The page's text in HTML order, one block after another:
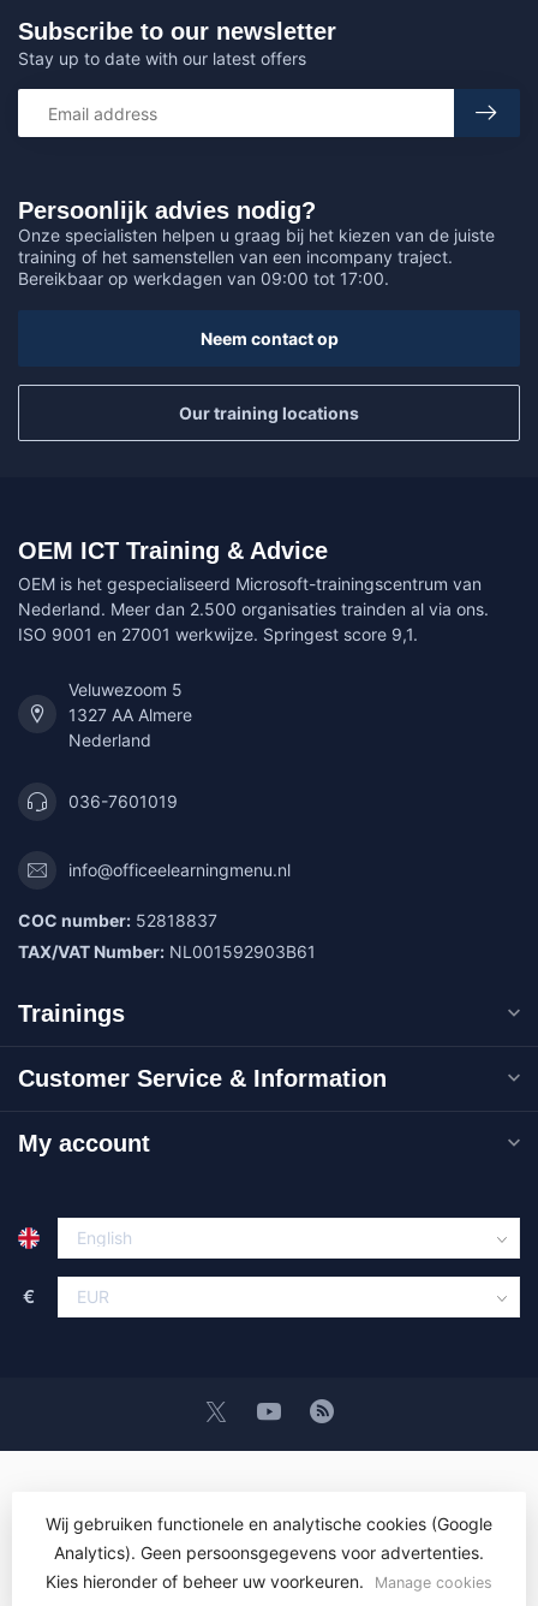
Persoonlijk advies nodig?
Onze specialisten helpen u graag bij het kiezen van de juiste
training of het samenstellen van een incompany traject.
Bereikbaar op werkdagen van 09:00 tot 17:00.
Neem contact op
Our training locations
Subscribe to our newsletter
Stay up to date with our latest offers
OEM ICT Training & Advice
OEM is het gespecialiseerd Microsoft-trainingscentrum van
Nederland. Meer dan 2.500 organisaties trainden al via ons.
ISO 9001 en 27001 werkwijze. Springest score 9,1.
Veluwezoom 5
1327 AA Almere
Nederland
036-7601019
info@officeelearningmenu.nl
COC number: 52818837
TAX/VAT Number: NL001592903B61
Trainings
Customer Service & Information
My account
€
© Copyright 2026 OEM ICT Training & Advice- Powered by
Lightspeed- Theme byDyvelopment
Wij gebruiken functionele en analytische cookies (Google
Analytics). Geen persoonsgegevens voor advertenties.
Kies hieronder of beheer uw voorkeuren.
Manage cookies